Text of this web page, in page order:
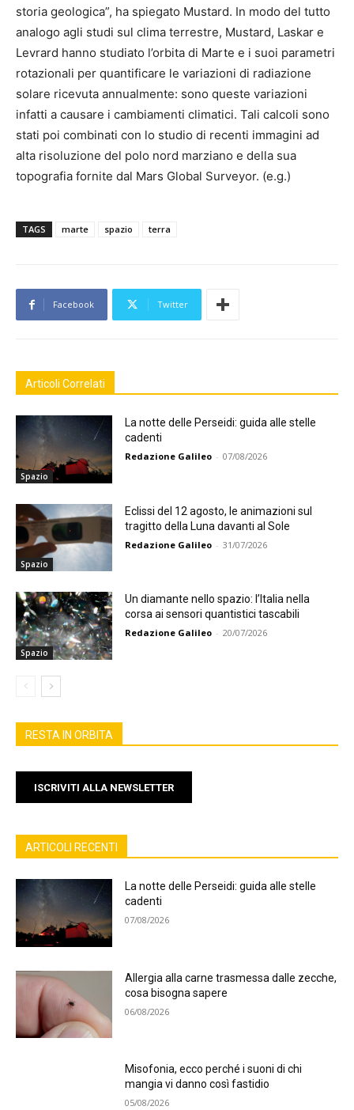
storia geologica”, ha spiegato Mustard. In modo del tutto
analogo agli studi sul clima terrestre, Mustard, Laskar e
Levrard hanno studiato l’orbita di Marte e i suoi parametri
rotazionali per quantificare le variazioni di radiazione
solare ricevuta annualmente: sono queste variazioni
infatti a causare i cambiamenti climatici. Tali calcoli sono
stati poi combinati con lo studio di recenti immagini ad
alta risoluzione del polo nord marziano e della sua
topografia fornite dal Mars Global Surveyor. (e.g.)
TAGS marte spazio terra
Facebook Twitter
Articoli Correlati
Spazio
La notte delle Perseidi: guida alle stelle
cadenti
Redazione Galileo - 07/08/2026
Spazio
Eclissi del 12 agosto, le animazioni sul
tragitto della Luna davanti al Sole
Redazione Galileo - 31/07/2026
Spazio
Un diamante nello spazio: l’Italia nella
corsa ai sensori quantistici tascabili
Redazione Galileo - 20/07/2026
RESTA IN ORBITA
ISCRIVITI ALLA NEWSLETTER
ARTICOLI RECENTI
La notte delle Perseidi: guida alle stelle
cadenti
07/08/2026
Allergia alla carne trasmessa dalle zecche,
cosa bisogna sapere
06/08/2026
Misofonia, ecco perché i suoni di chi
mangia vi danno così fastidio
05/08/2026